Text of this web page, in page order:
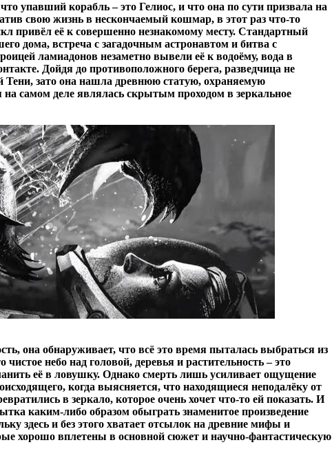
упавший корабль – это Гелиос, и что она по сути призвала на
свою жизнь в нескончаемый кошмар, в этот раз что-то
привёл её к совершенно незнакомому месту. Стандартный
дома, встреча с загадочным астронавтом и битва с
ламиадонов незаметно вывели её к водоёму, вода в
Дойдя до противоположного берега, разведчица не
Тени, зато она нашла древнюю статую, охраняемую
на самом деле являлась скрытым проходом в зеркальное
она обнаруживает, что всё это время пыталась выбраться из
небо над головой, деревья и растительность – это
её в ловушку. Однако смерть лишь усиливает ощущение
когда выясняется, что находящиеся неподалёку от
в зеркало, которое очень хочет что-то ей показать. И
каким-либо образом обыграть знаменитое произведение
здесь и без этого хватает отсылок на древние мифы и
хорошо вплетены в основной сюжет и научно-фантастическую